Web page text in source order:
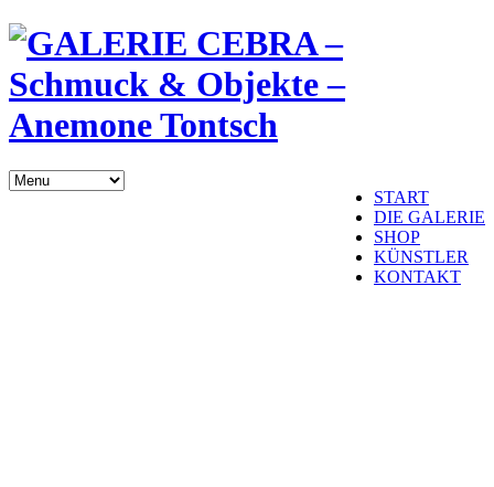
START
DIE GALERIE
SHOP
KÜNSTLER
KONTAKT